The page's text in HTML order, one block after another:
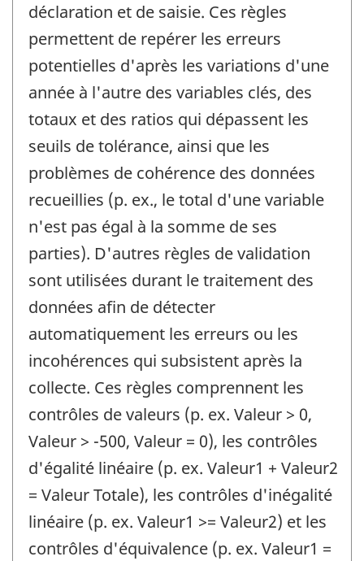
déclaration et de saisie. Ces règles
permettent de repérer les erreurs
potentielles d'après les variations d'une
année à l'autre des variables clés, des
totaux et des ratios qui dépassent les
seuils de tolérance, ainsi que les
problèmes de cohérence des données
recueillies (p. ex., le total d'une variable
n'est pas égal à la somme de ses
parties). D'autres règles de validation
sont utilisées durant le traitement des
données afin de détecter
automatiquement les erreurs ou les
incohérences qui subsistent après la
collecte. Ces règles comprennent les
contrôles de valeurs (p. ex. Valeur > 0,
Valeur > -500, Valeur = 0), les contrôles
d'égalité linéaire (p. ex. Valeur1 + Valeur2
= Valeur Totale), les contrôles d'inégalité
linéaire (p. ex. Valeur1 >= Valeur2) et les
contrôles d'équivalence (p. ex. Valeur1 =